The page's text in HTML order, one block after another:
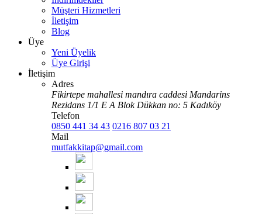
Müşteri Hizmetleri
İletişim
Blog
Üye
Yeni Üyelik
Üye Girişi
İletişim
Adres
Fikirtepe mahallesi mandıra caddesi Mandarins
Rezidans 1/1 E A Blok Dükkan no: 5 Kadıköy
Telefon
0850 441 34 43 0216 807 03 21
Mail
mutfakkitap@gmail.com